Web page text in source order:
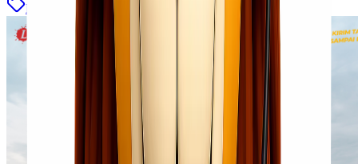
Blog Baca Selengkapnya